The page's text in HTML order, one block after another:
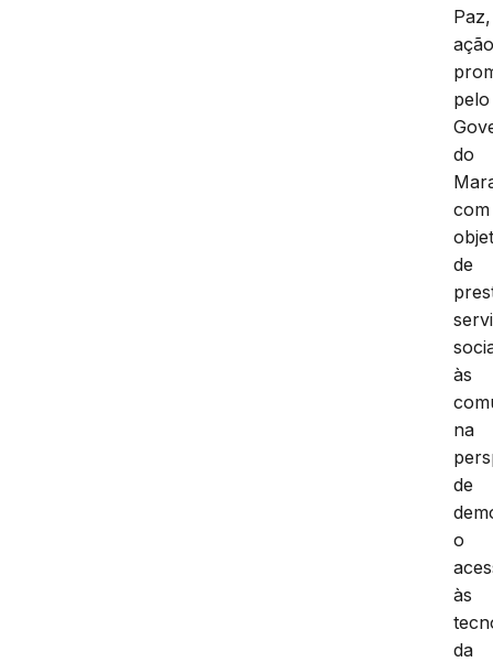
Paz,
pelo
do
com
de
às
na
de
o
às
da